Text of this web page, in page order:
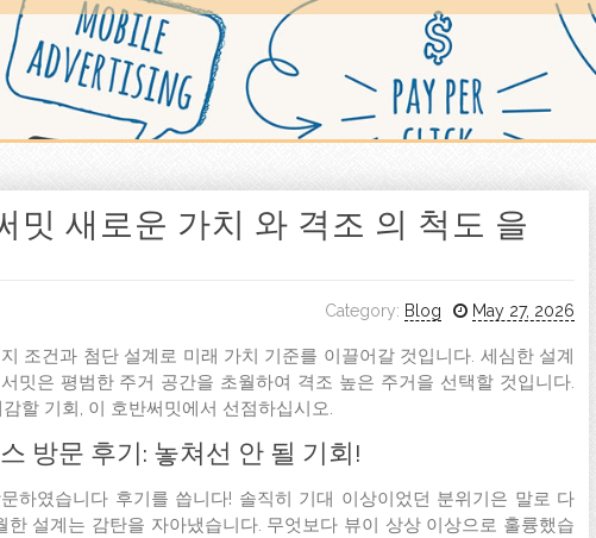
밋 새로운 가치 와 격조 의 척도 을
May 27, 2026
Category: Blog
조건과 첨단 설계로 미래 가치 기준를 이끌어갈 것입니다. 세심한 설계
밋은 평범한 주거 공간을 초월하여 격조 높은 주거을 선택할 것입니다.
할 기회, 이 호반써밋에서 선점하십시오.
방문 후기: 놓쳐선 안 될 기회!
하였습니다 후기를 씁니다! 솔직히 기대 이상이었던 분위기은 말로 다
설계는 감탄을 자아냈습니다. 무엇보다 뷰이 상상 이상으로 훌륭했습